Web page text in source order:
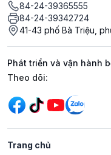
84-24-39365555
84-24-39342724
41-43 phố Bà Triệu,
Phát triển và vận hành
Mạng xã hội
Theo dõi:
Trang chủ